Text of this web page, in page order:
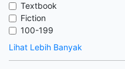
Textbook
Fiction
100-199
Lihat Lebih Banyak